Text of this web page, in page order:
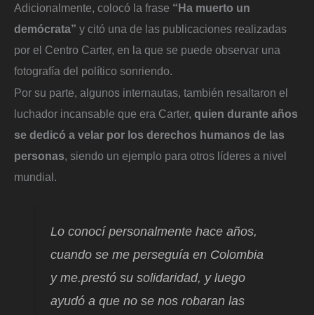
Adicionalmente, colocó la frase “Ha muerto un
demócrata” y citó una de las publicaciones realizadas
por el Centro Carter, en la que se puede observar una
fotografía del político sonriendo.
Por su parte, algunos internautas, también resaltaron el
luchador incansable que era Carter, quien durante años
se dedicó a velar por los derechos humanos de las
personas, siendo un ejemplo para otros líderes a nivel
mundial.
Lo conocí personalmente hace años,
cuando se me perseguía en Colombia
y me.prestó su solidaridad, y luego
ayudó a que no se nos robaran las